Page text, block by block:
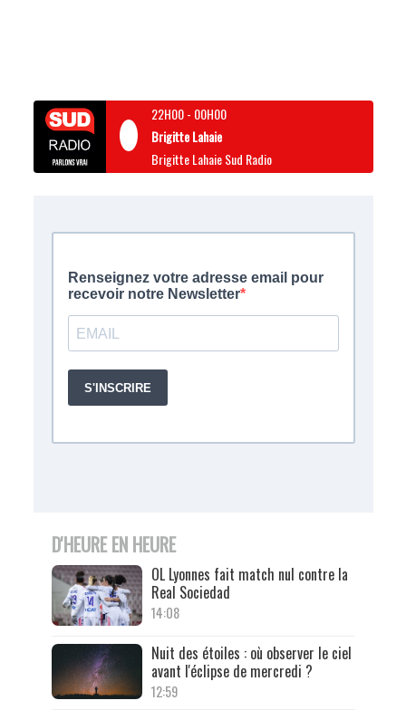
22H00- 00H00
Brigitte Lahaie
Brigitte Lahaie Sud Radio
D'HEURE EN HEURE
OL Lyonnes fait match nul contre la
Real Sociedad
14:08
Nuit des étoiles : où observer le ciel
avant l'éclipse de mercredi ?
12:59